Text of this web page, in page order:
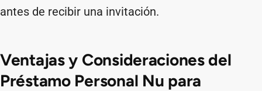
antes de recibir una invitación.
Ventajas y Consideraciones del
Préstamo Personal Nu para